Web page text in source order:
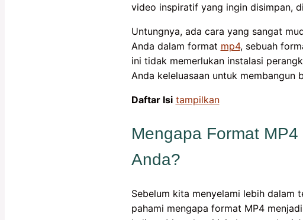
video inspiratif yang ingin disimpan,
Untungnya, ada cara yang sangat
Anda dalam format mp4, sebuah
ini tidak memerlukan instalasi
Anda keleluasaan untuk
Daftar Isi tampilkan
Mengapa Format
Anda?
Sebelum kita menyelami lebih dalam
pahami mengapa format MP4